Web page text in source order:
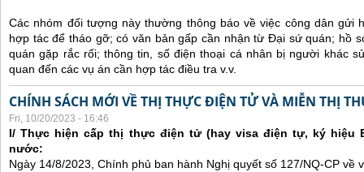
Các nhóm đối tượng này thường thông báo về việc công dân gửi
hợp tác để tháo gỡ; có văn bản gấp cần nhận từ Đại sứ quán; hồ
quán gặp rắc rối; thông tin, số điện thoại cá nhân bị người khác
quan đến các vụ án cần hợp tác điều tra v.v.
CHÍNH SÁCH MỚI VỀ THỊ THỰC ĐIỆN TỬ VÀ MIỄN THỊ
Fri, 10/20/2023 - 16:46
I/ Thực hiện cấp thị thực điện tử (hay visa điện tự, ký hiệu
nước:
Ngày 14/8/2023, Chính phủ ban hành Nghị quyết số 127/NQ-CP về